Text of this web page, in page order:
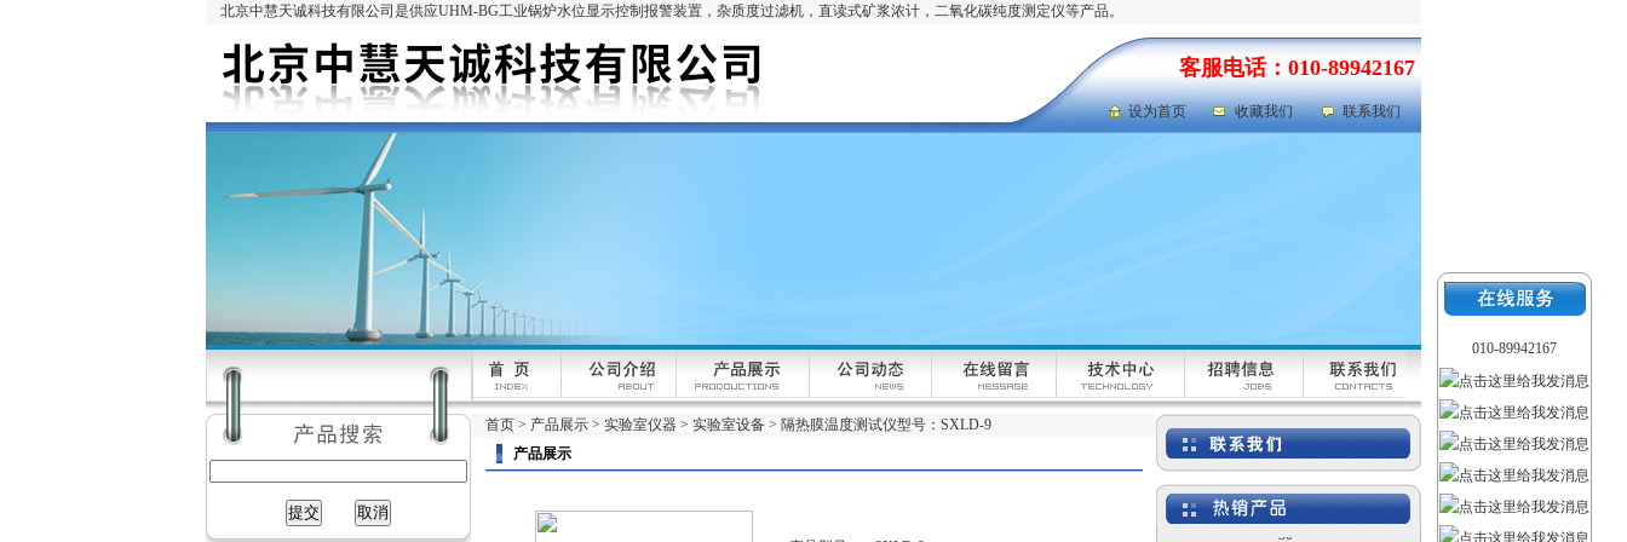
北京中慧天诚科技有限公司是供应UHM-BG工业锅炉水位显示控制报警装置，杂质度过滤机，直读式矿浆浓计，二氧化碳纯度测定仪等产品。
客服电话：010-89942167
设为首页 收藏我们 联系我们
首页 > 产品展示 > 实验室仪器 > 实验室设备 > 隔热膜温度测试仪型号：SXLD-9
产品展示
氯气检测仪|氯气泄漏浓
度检测仪 型号：FABJ-
50
010-89942167